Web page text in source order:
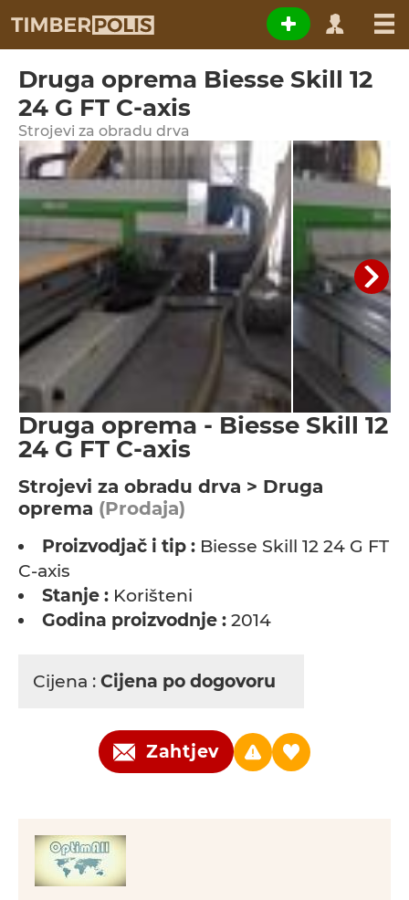
Druga oprema Biesse Skill 12
24 G FT C-axis
Strojevi za obradu drva
Druga oprema - Biesse Skill 12
24 G FT C-axis
Strojevi za obradu drva > Druga
oprema (Prodaja)
Proizvodjač i tip : Biesse Skill 12 24 G FT
C-axis
Stanje : Korišteni
Godina proizvodnje : 2014
Cijena : Cijena po dogovoru
Zahtjev